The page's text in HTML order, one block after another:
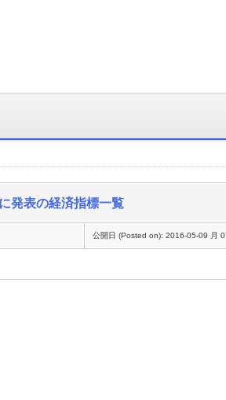
発表の経済指標一覧
公開日 (Posted on): 2016-05-09 月